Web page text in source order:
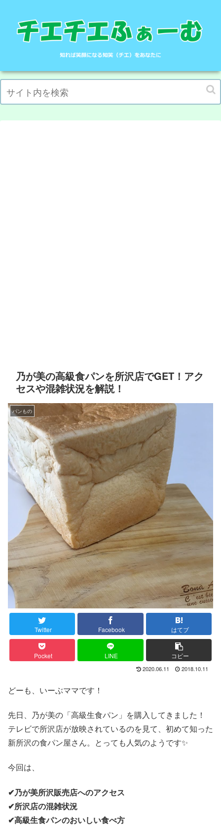
乃が美の高級食パンを所沢店でGET！アク
セスや混雑状況を解説！
パンもの
Twitter Facebook はてブ
Pocket LINE コピー
2020.06.11 2018.10.11
どーも、いーぶママです！
先日、乃が美の「高級生食パン」を購入してきました！
テレビで所沢店が放映されているのを見て、初めて知った
新所沢の食パン屋さん。とっても人気のようです✨
今回は、
✔乃が美所沢販売店へのアクセス
✔所沢店の混雑状況
✔高級生食パンのおいしい食べ方